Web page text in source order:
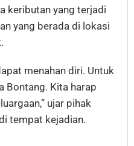
keributan yang terjadi
yang berada di lokasi
menahan diri. Untuk
Bontang. Kita harap
ujar pihak
tempat kejadian.